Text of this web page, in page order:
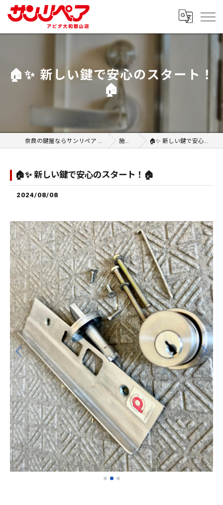
🏠✨ 新しい鍵で安心のスタート！
🏠
奈良の鍵屋ならサンリペア アピタ大和郡山店 施工事例 🏠✨ 新しい鍵で安心のスタート！🏠
🏠✨ 新しい鍵で安心のスタート！🏠
2024/08/08